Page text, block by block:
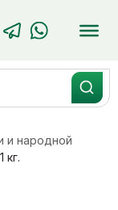
и народной
кг.